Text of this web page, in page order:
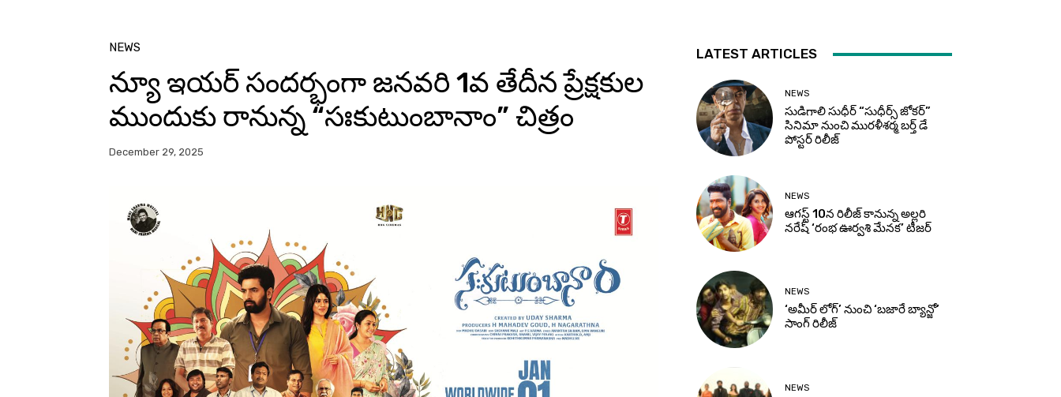
NEWS
న్యూ ఇయర్ సందర్భంగా జనవరి 1వ తేదీన ప్రేక్షకుల
ముందుకు రానున్న “సఃకుటుంబానాం” చిత్రం
December 29, 2025
LATEST ARTICLES
NEWS
సుడిగాలి సుధీర్ “సుధీర్స్ జోకర్”
సినిమా నుంచి మురళీశర్మ బర్త్ డే
పోస్టర్ రిలీజ్
NEWS
ఆగస్ట్ 10న రిలీజ్ కానున్న అల్లరి
నరేష్ ‘రంభ ఊర్వశి మేనక’ టీజర్
NEWS
‘అమీర్ లోగ్’ నుంచి ‘బజారే బ్యాన్జో’
సాంగ్ రిలీజ్
NEWS